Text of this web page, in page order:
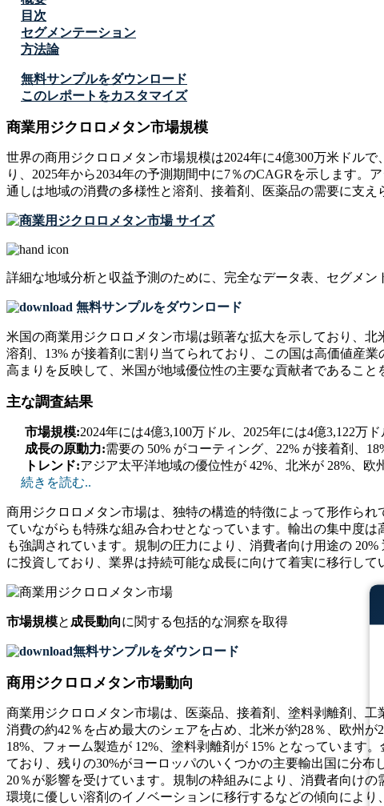
目次
セグメンテーション
方法論
無料サンプルをダウンロード
このレポートをカスタマイズ
商業用ジクロロメタン市場規模
世界の商用ジクロロメタン市場規模は2024年に4億300万米ドル
り、2025年から2034年の予測期間中に7％のCAGRを示します
通しは地域の消費の多様性と溶剤、接着剤、医薬品の需要に支え
詳細な地域分析と収益予測のために、 完全なデータ表、セグメン
無料サンプルをダウンロード
米国の商業用ジクロロメタン市場は顕著な拡大を示しており、
溶剤、13% が接着剤に割り当てられており、この国は高価値産
高まりを反映して、米国が地域優位性の主要な貢献者であること
主な調査結果
市場規模:2024年には4億3,100万ドル、2025年には4億3,122万
成長の原動力:需要の 50% がコーティング、22% が接着剤、
トレンド:アジア太平洋地域の優位性が 42%、北米が 28%、欧
続きを読む..
商用ジクロロメタン市場は、独特の構造的特徴によって形作ら
ていながらも特殊な組み合わせとなっています。輸出の集中度
も強調されています。規制の圧力により、消費者向け用途の
に投資しており、業界は持続可能な成長に向けて着実に移行して
市場規模と 成長動向に関する包括的な洞察を取得
無料サンプルをダウンロード
商用ジクロロメタン市場動向
商業用ジクロロメタン市場は、医薬品、接着剤、塗料剥離剤、
消費の約42％を占め最大のシェアを占め、北米が約28％、欧州
18%、フォーム製造が 12%、塗料剥離剤が 15% となっています
ており、残りの30%がヨーロッパのいくつかの主要輸出国に分
20％が影響を受けています。規制の枠組みにより、消費者向け
環境に優しい溶剤のイノベーションに移行するなどの傾向によ